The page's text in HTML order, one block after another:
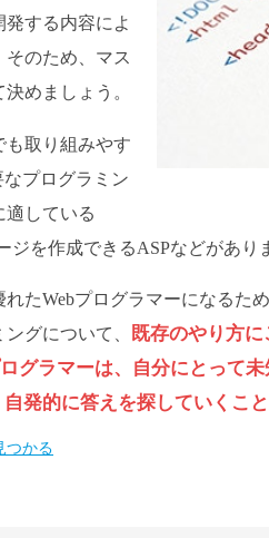
する内容によ
のため、マス
めましょう。
も取り組みやす
プログラミン
適している
ジを作成できるASPなどがあり
たWebプログラマーになるた
グについて、
既存のやり方
グラマーは、自分にとって
発的に答えを探していくこ
つかる